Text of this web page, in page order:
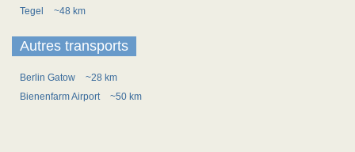
Tegel
~48 km
Autres transports
Berlin Gatow
~28 km
Bienenfarm Airport
~50 km